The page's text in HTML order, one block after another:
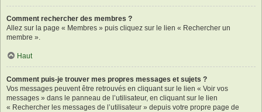
Comment rechercher des membres ?
Allez sur la page « Membres » puis cliquez sur le lien « Rechercher un
membre ».
Haut
Comment puis-je trouver mes propres messages et sujets ?
Vos messages peuvent être retrouvés en cliquant sur le lien « Voir vos
messages » dans le panneau de l’utilisateur, en cliquant sur le lien
« Rechercher les messages de l’utilisateur » depuis votre propre page de